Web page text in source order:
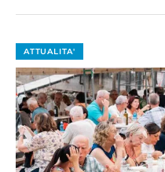
ATTUALITA'